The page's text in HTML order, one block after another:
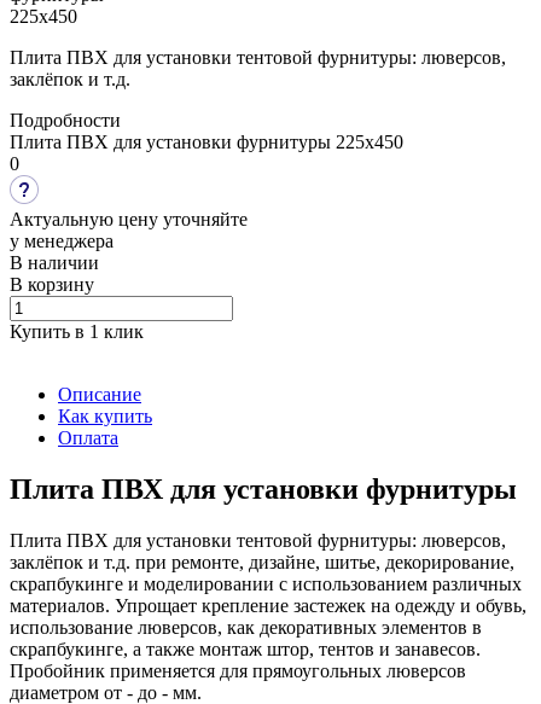
Плита ПВХ для установки тентовой фурнитуры: люверсов,
заклёпок и т.д.
Подробности
Плита ПВХ для установки фурнитуры 225х450
0
Актуальную цену уточняйте
у менеджера
В наличии
В корзину
Купить в 1 клик
Описание
Как купить
Оплата
Плита ПВХ для установки фурнитуры
Плита ПВХ для установки тентовой фурнитуры: люверсов,
заклёпок и т.д. при ремонте, дизайне, шитье, декорирование,
скрапбукинге и моделировании с использованием различных
материалов. Упрощает крепление застежек на одежду и обувь,
использование люверсов, как декоративных элементов в
скрапбукинге, а также монтаж штор, тентов и занавесов.
Пробойник применяется для прямоугольных люверсов
диаметром от - до - мм.